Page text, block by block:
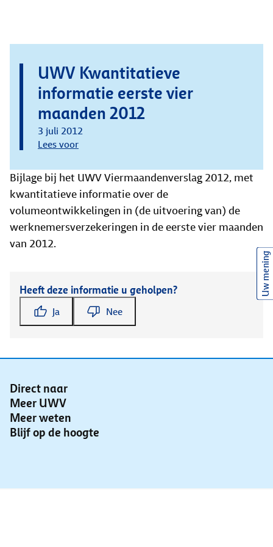
UWV Kwantitatieve
informatie eerste vier
maanden 2012
3 juli 2012
Lees voor
Bijlage bij het UWV Viermaandenverslag 2012, met
kwantitatieve informatie over de
volumeontwikkelingen in (de uitvoering van) de
werknemersverzekeringen in de eerste vier maanden
van 2012.
Heeft deze informatie u geholpen?
Ja Nee
Direct naar
Meer UWV
Meer weten
Blijf op de hoogte
Uw mening